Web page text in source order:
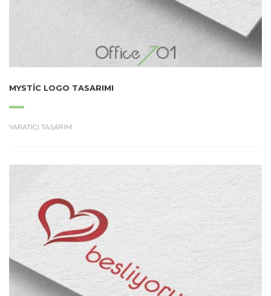
MYSTIC LOGO TASARIMI
YARATICI TASARIM